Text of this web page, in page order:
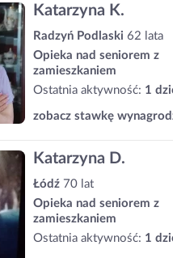
Katarzyna K.
Radzyń Podlaski 62 lata
Opieka nad seniorem z
zamieszkaniem
Ostatnia aktywność: 1
zobacz stawkę
Katarzyna D.
Łódź 70 lat
Opieka nad seniorem z
zamieszkaniem
Ostatnia aktywność: 1